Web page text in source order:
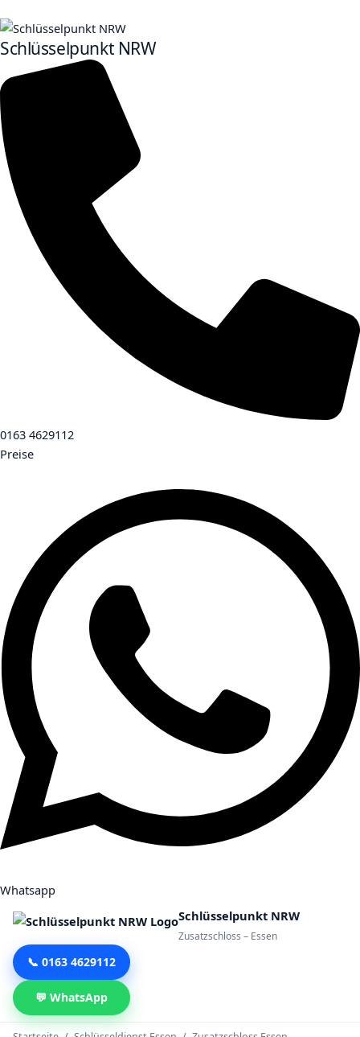
Schlüsselpunkt NRW
0163 4629112
Preise
Whatsapp
Schlüsselpunkt NRW
Zusatzschloss – Essen
📞 0163 4629112
💬 WhatsApp